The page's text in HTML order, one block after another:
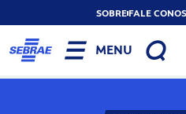
SOBREFALE
MENU